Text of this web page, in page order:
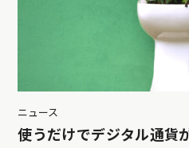
ニュース
使うだけでデジタル通貨